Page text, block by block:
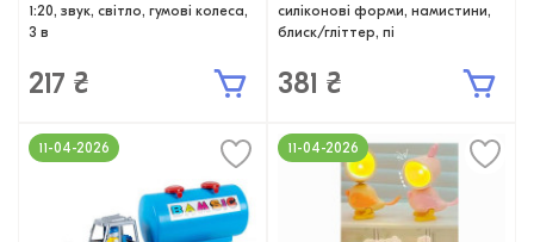
1:20, звук, світло, гумові колеса,
3 в
217 ₴
силіконові форми, намистини,
блиск/гліттер, пі
381 ₴
11-04-2026 11-04-2026